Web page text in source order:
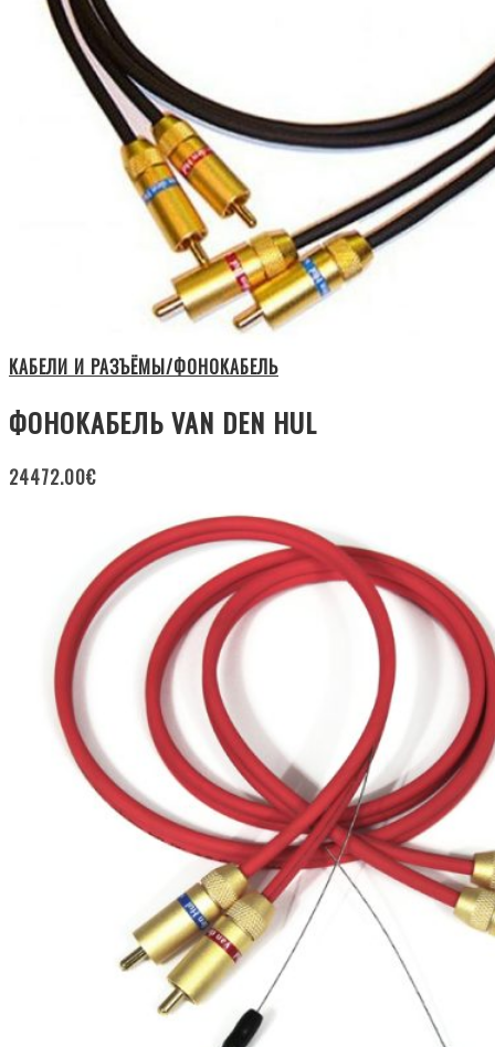
КАБЕЛИ И РАЗЪЁМЫ/ФОНОКАБЕЛЬ
ФОНОКАБЕЛЬ VAN DEN HUL
24472.00€